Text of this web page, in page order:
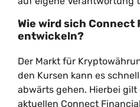
Wie wird sich Connect
entwickeln?
Der Markt für
den Kursen kann es
abwärts gehen. Hierbei gilt
aktuellen Connect